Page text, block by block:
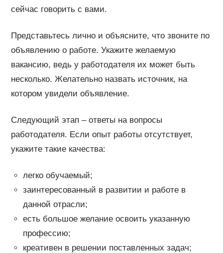
сейчас говорить с вами.
Представьтесь лично и объясните, что звоните по
объявлению о работе. Укажите желаемую
вакансию, ведь у работодателя их может быть
несколько. Желательно назвать источник, на
котором увидели объявление.
Следующий этап – ответы на вопросы
работодателя. Если опыт работы отсутствует,
укажите такие качества:
легко обучаемый;
заинтересованный в развитии и работе в
данной отрасли;
есть большое желание освоить указанную
профессию;
креативен в решении поставленных задач;